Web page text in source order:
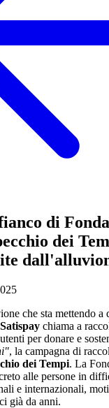
di
dei
che sta mettendo a
Satispay chiama a
per donare e
, la campagna di
dei Tempi. La
alle persone in
e internazionali,
già da anni.